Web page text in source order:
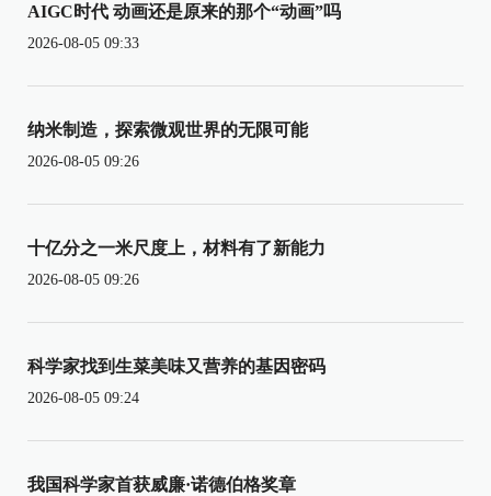
AIGC时代 动画还是原来的那个“动画”吗
2026-08-05 09:33
纳米制造，探索微观世界的无限可能
2026-08-05 09:26
十亿分之一米尺度上，材料有了新能力
2026-08-05 09:26
科学家找到生菜美味又营养的基因密码
2026-08-05 09:24
我国科学家首获威廉·诺德伯格奖章